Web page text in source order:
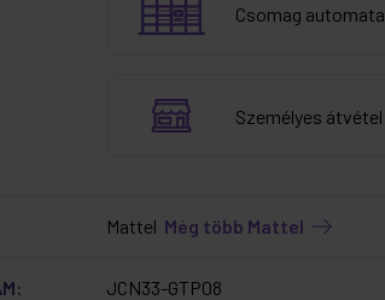
Csomag automata
Személyes átvétel
Mattel Még több Mattel
JCN33-GTP08